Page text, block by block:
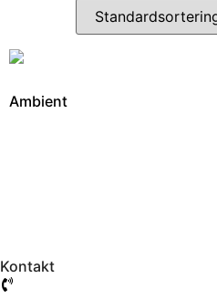
Ambient
Kontakt